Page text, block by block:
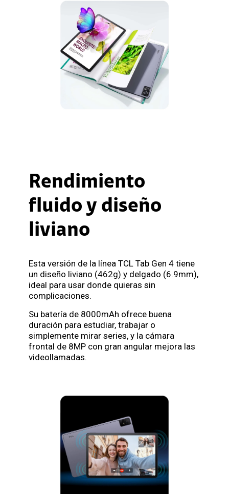
Rendimiento
fluido y diseño
liviano
Esta versión de la línea TCL Tab Gen 4 tiene
un diseño liviano (462g) y delgado (6.9mm),
ideal para usar donde quieras sin
complicaciones.
Su batería de 8000mAh ofrece buena
duración para estudiar, trabajar o
simplemente mirar series, y la cámara
frontal de 8MP con gran angular mejora las
videollamadas.